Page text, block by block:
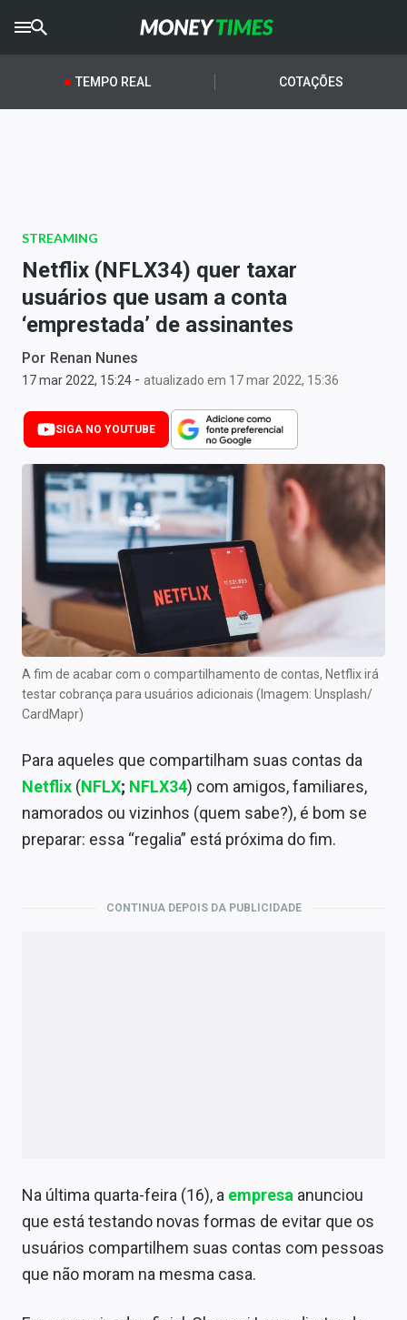
CRYPTOTIMES
AGROTIMES
Newsletters
Money Trader
Anuncie
Últimas Notícias
Newsletters
Cotações
Comprar ou vender?
Carteiras Recomendadas
Central de Dividendos
Central de Fundos Imobiliários
Central dos IPOs
Renda Fixa
Mercados
Economia
Conteúdo de Marca
Sobre
Expediente
Contato
TEMPO REAL COTAÇÕES
STREAMING
Netflix (NFLX34) quer taxar
usuários que usam a conta
‘emprestada’ de assinantes
Por Renan Nunes
17 mar 2022, 15:24 - atualizado em 17 mar 2022, 15:36
SIGA NO YOUTUBE
A fim de acabar com o compartilhamento de contas, Netflix irá
testar cobrança para usuários adicionais (Imagem: Unsplash/
CardMapr)
Para aqueles que compartilham suas contas da
Netflix (NFLX; NFLX34) com amigos, familiares,
namorados ou vizinhos (quem sabe?), é bom se
preparar: essa “regalia” está próxima do fim.
CONTINUA DEPOIS DA PUBLICIDADE
Na última quarta-feira (16), a empresa anunciou
que está testando novas formas de evitar que os
usuários compartilhem suas contas com pessoas
que não moram na mesma casa.